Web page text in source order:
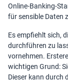
Online-Banking-
für sensible Daten
Es empfiehlt sich,
durchführen zu
vornehmen.
wichtigen Grund:
Dieser kann durch